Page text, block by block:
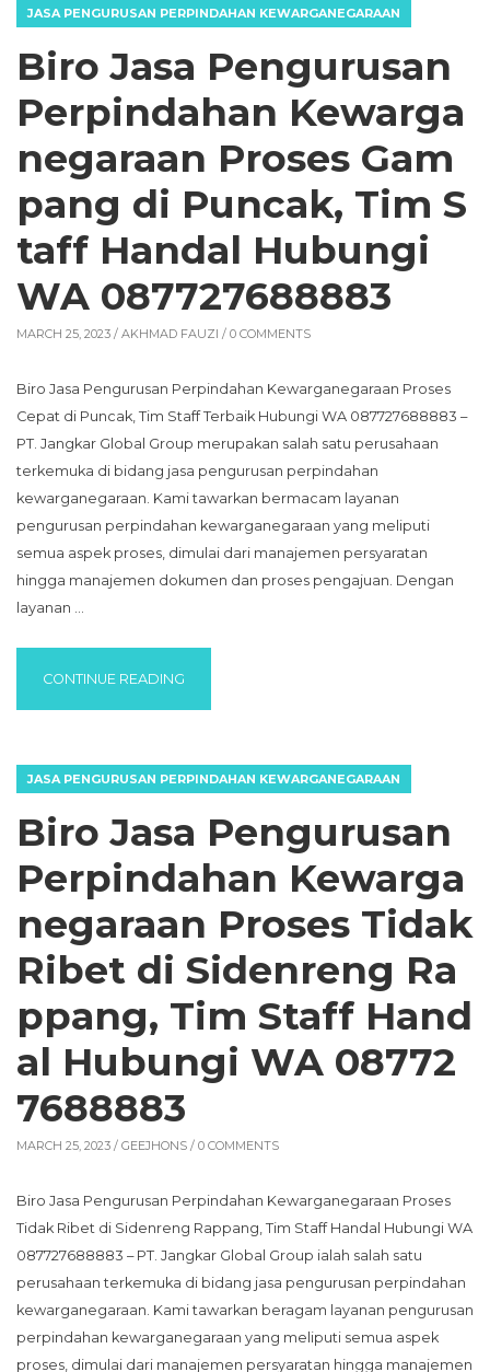
JASA PENGURUSAN PERPINDAHAN KEWARGANEGARAAN
Biro Jasa Pengurusan
Perpindahan Kewarga
negaraan Proses Gam
pang di Puncak, Tim S
taff Handal Hubungi
WA 087727688883
MARCH 25, 2023 / AKHMAD FAUZI / 0 COMMENTS
Biro Jasa Pengurusan Perpindahan Kewarganegaraan Proses
Cepat di Puncak, Tim Staff Terbaik Hubungi WA 087727688883 –
PT. Jangkar Global Group merupakan salah satu perusahaan
terkemuka di bidang jasa pengurusan perpindahan
kewarganegaraan. Kami tawarkan bermacam layanan
pengurusan perpindahan kewarganegaraan yang meliputi
semua aspek proses, dimulai dari manajemen persyaratan
hingga manajemen dokumen dan proses pengajuan. Dengan
layanan …
CONTINUE READING
JASA PENGURUSAN PERPINDAHAN KEWARGANEGARAAN
Biro Jasa Pengurusan
Perpindahan Kewarga
negaraan Proses Tidak
Ribet di Sidenreng Ra
ppang, Tim Staff Hand
al Hubungi WA 08772
7688883
MARCH 25, 2023 / GEEJHONS / 0 COMMENTS
Biro Jasa Pengurusan Perpindahan Kewarganegaraan Proses
Tidak Ribet di Sidenreng Rappang, Tim Staff Handal Hubungi WA
087727688883 – PT. Jangkar Global Group ialah salah satu
perusahaan terkemuka di bidang jasa pengurusan perpindahan
kewarganegaraan. Kami tawarkan beragam layanan pengurusan
perpindahan kewarganegaraan yang meliputi semua aspek
proses, dimulai dari manajemen persyaratan hingga manajemen